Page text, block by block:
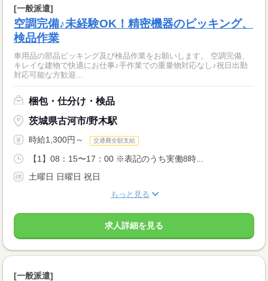
[一般派遣]
空調完備♪未経験OK！精密機器のピッキング、
検品作業
車用品の部品ピッキング及び検品作業をお願いします。 空調完備、
キレイな建物で快適にお仕事♪手作業での重量物対応なし♪祝日出勤
対応可能な方歓迎...
梱包・仕分け・検品
茨城県古河市/野木駅
時給1,300円～ 交通費全額支給
【1】08：15〜17：00 ※表記のうち実働8時...
土曜日 日曜日 祝日
もっと見る
求人詳細を見る
[一般派遣]